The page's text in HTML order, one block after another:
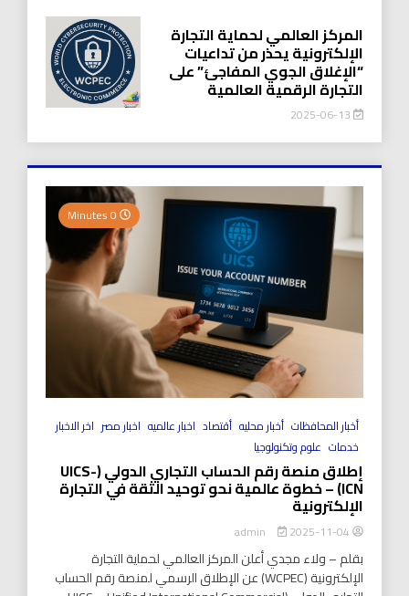
المركز العالمي لحماية التجارة
الإلكترونية يحذر من تداعيات
“الإغلاق الجوي المفاجئ” على
التجارة الرقمية العالمية
2025-06-13
أخبار المحافظات أخبار محليه أقتصاد اخبار عالميه اخبار مصر اخر الاخبار
خدمات علوم وتكنولوجيا
إطلاق منصة رقم الحساب التجاري الدولي (UICS-
ICN) – خطوة عالمية نحو توحيد الثقة في التجارة
الإلكترونية
2025-11-04
بقلم – ولاء مجدي أعلن المركز العالمي لحماية التجارة
الإلكترونية (WCPEC) عن الإطلاق الرسمي لمنصة رقم الحساب